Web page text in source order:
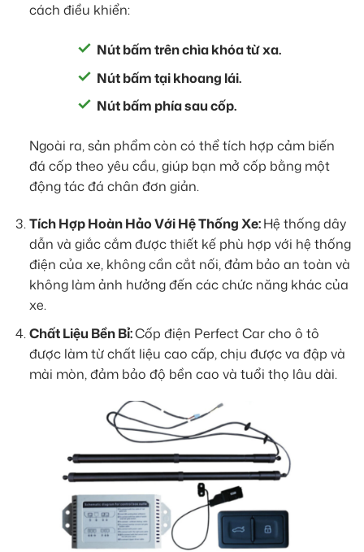
cách điều khiển:
Nút bấm trên chìa khóa từ xa.
Nút bấm tại khoang lái.
Nút bấm phía sau cốp.
Ngoài ra, sản phẩm còn có thể tích hợp cảm biến
đá cốp theo yêu cầu, giúp bạn mở cốp bằng một
động tác đá chân đơn giản.
Tích Hợp Hoàn Hảo Với Hệ Thống Xe:Hệ thống dây
dẫn và giắc cắm được thiết kế phù hợp với hệ thống
điện của xe, không cần cắt nối, đảm bảo an toàn và
không làm ảnh hưởng đến các chức năng khác của
xe.
Chất Liệu Bền Bỉ:Cốp điện Perfect Car cho ô tô
được làm từ chất liệu cao cấp, chịu được va đập và
mài mòn, đảm bảo độ bền cao và tuổi thọ lâu dài.